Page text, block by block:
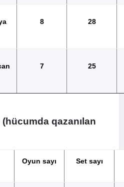
8 28
7 25
qazanılan
Oyun sayı Set sayı